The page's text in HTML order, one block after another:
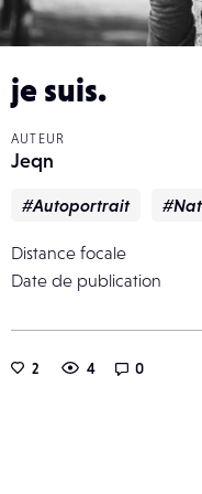
je suis.
AUTEUR
Jeqn
#Autoportrait
Distance focale
Date de publication
2 4 0